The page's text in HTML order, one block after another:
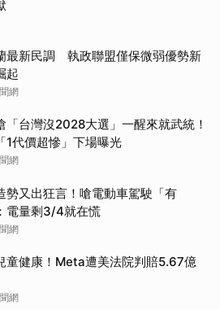
最新民調 執政聯盟僅保微弱優勢新
起
網
「台灣沒2028大選」一醒來就武統！
1代價超慘」下場曝光
網
勢又出狂言！嗆電動車駕駛「有
電量剩3/4就在慌
網
童健康！Meta遭美法院判賠5.67億
網